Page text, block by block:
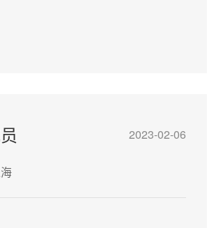
析和解决合成工艺中问题的基本能力；
2023-02-06